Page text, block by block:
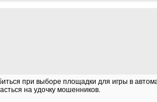
при выборе площадки для игры в
на удочку мошенников.